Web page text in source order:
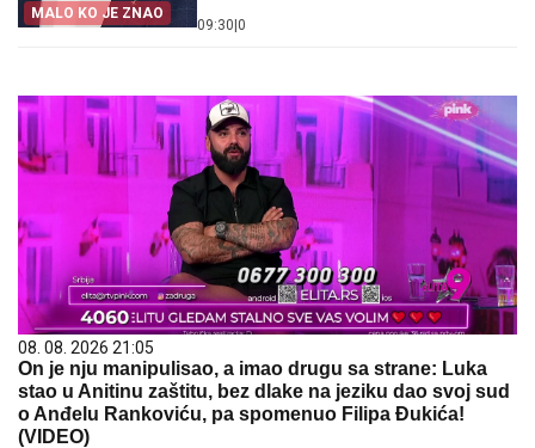
MALO KO JE ZNAO
09:30|0
08. 08. 2026 21:05
On je nju manipulisao, a imao drugu sa strane: Luka
stao u Anitinu zaštitu, bez dlake na jeziku dao svoj sud
o Anđelu Rankoviću, pa spomenuo Filipa Đukića!
(VIDEO)